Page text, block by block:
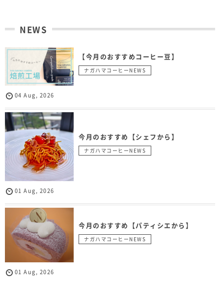
NEWS
【今月のおすすめコーヒー豆】
ナガハマコーヒーNEWS
04 Aug, 2026
今月のおすすめ【シェフから】
ナガハマコーヒーNEWS
01 Aug, 2026
今月のおすすめ【パティシエから】
ナガハマコーヒーNEWS
01 Aug, 2026